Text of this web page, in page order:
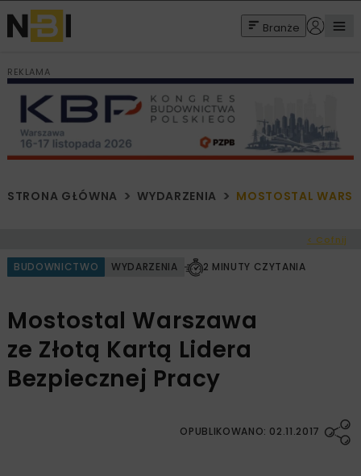
Branże
REKLAMA
STRONA GŁÓWNA WYDARZENIA MOSTOSTAL
< Cofnij
BUDOWNICTWO WYDARZENIA 2 MINUTY CZYTANIA
Mostostal Warszawa
ze Złotą Kartą Lidera
Bezpiecznej Pracy
OPUBLIKOWANO: 02.11.2017